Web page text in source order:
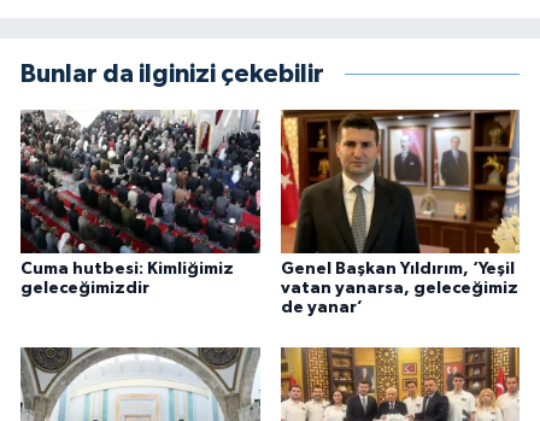
Bunlar da ilginizi çekebilir
Cuma hutbesi: Kimliğimiz
geleceğimizdir
Genel Başkan Yıldırım, ‘Yeşil
vatan yanarsa, geleceğimiz
de yanar’